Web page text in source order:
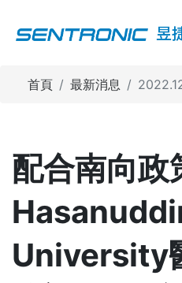
昱
首頁 最新消息
配合南向政
University